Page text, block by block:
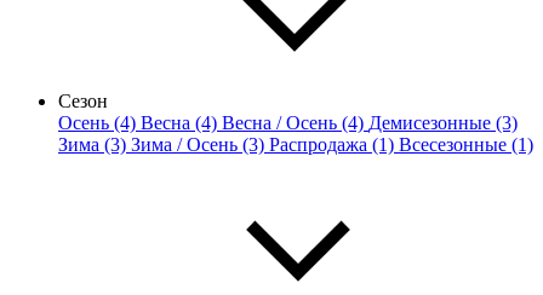
Сезон
Осень (4) Весна (4) Весна / Осень (4) Демисезонные (3)
Зима (3) Зима / Осень (3) Распродажа (1) Всесезонные (1)